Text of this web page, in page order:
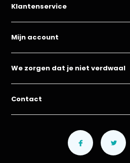
Klantenservice
Mijn account
We zorgen dat je niet verdwaal
Contact